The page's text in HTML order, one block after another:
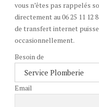
vous n’êtes pas rappelés
directement au 06 25 11 12
de transfert internet
occasionnellement.
Besoin de
Email